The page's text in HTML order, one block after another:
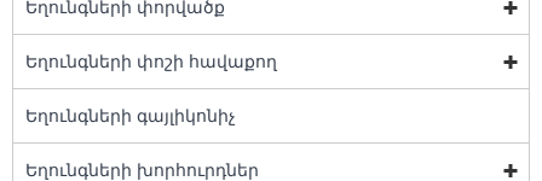
Եղունգների փորվածք
Եղունգների փոշի հավաքող
Եղունգների գայլիկոնիչ
Եղունգների խորհուրդներ